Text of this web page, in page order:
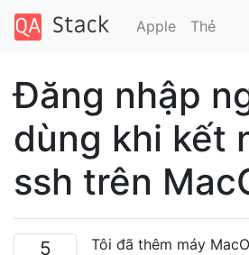
Apple Thẻ
Đăng nhập
dùng khi kết
ssh trên
5
Tôi đã thêm máy